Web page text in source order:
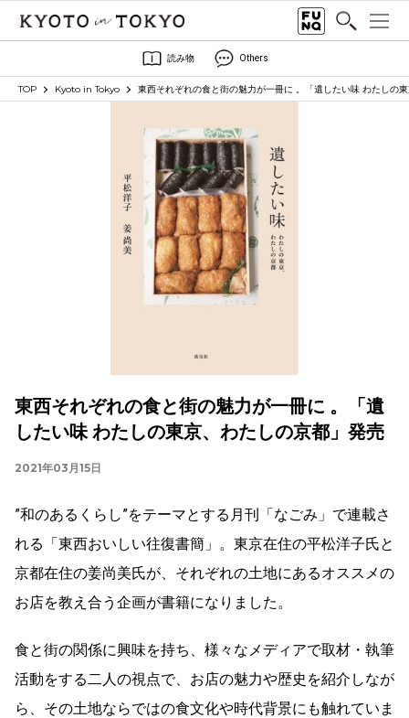
読み物 Others
TOP Kyoto in Tokyo 東西それぞれの食と街の魅力が一冊に 。「遺したい味 わたしの
東西それぞれの食と街の魅力が一冊に 。「遺
したい味 わたしの東京、わたしの京都」発売
2021年03月15日
”和のあるくらし”をテーマとする月刊「なごみ」で連載さ
れる「東西おいしい往復書簡」。東京在住の平松洋子氏と
京都在住の姜尚美氏が、それぞれの土地にあるオススメの
お店を教え合う企画が書籍になりました。
食と街の関係に興味を持ち、様々なメディアで取材・執筆
活動をする二人の視点で、お店の魅力や歴史を紹介しなが
ら、その土地ならではの食文化や時代背景にも触れていま